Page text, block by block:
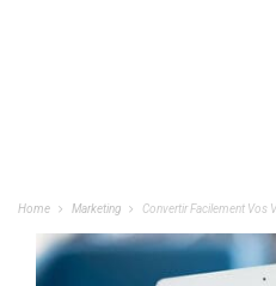
Home Marketing Convertir Facilement Vos